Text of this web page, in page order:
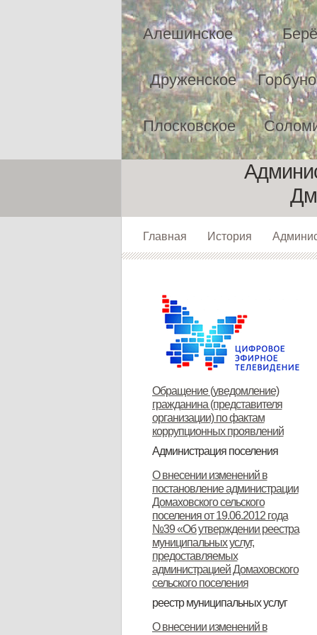
Алешинское
Друженское
Плосковское
Главная История
Обращение (уведомление)
гражданина (представителя
организации) по фактам
коррупционных проявлений
Администрация поселения
Структура и прием граждан
О внесении изменений в
постановление администрации
Домаховского сельского
поселения от 19.06.2012 года
№39 «Об утверждении реестра
муниципальных услуг,
предоставляемых
администрацией Домаховского
сельского поселения
реестр муниципальных услуг
Реестр муниципальных услуг,
Об утверждении реестра
Об утверждении Положения о
О внесении изменений в